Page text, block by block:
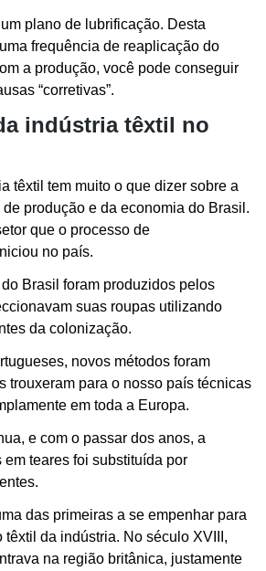
plano de lubrificação. Desta
frequência de reaplicação do
a produção, você pode conseguir
“corretivas”.
indústria têxtil no
têxtil tem muito o que dizer sobre a
produção e da economia do Brasil.
que o processo de
no país.
Brasil foram produzidos pelos
suas roupas utilizando
da colonização.
novos métodos foram
trouxeram para o nosso país técnicas
em toda a Europa.
e com o passar dos anos, a
teares foi substituída por
das primeiras a se empenhar para
têxtil da indústria. No século XVIII,
na região britânica, justamente